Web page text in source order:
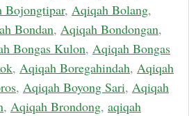
Bojongtipar, Aqiqah Bolang,
Bondan, Aqiqah Bondongan,
Bongas Kulon, Aqiqah Bongas
, Aqiqah Boregahindah, Aqiqah
, Aqiqah Boyong Sari, Aqiqah
, Aqiqah Brondong, aqiqah